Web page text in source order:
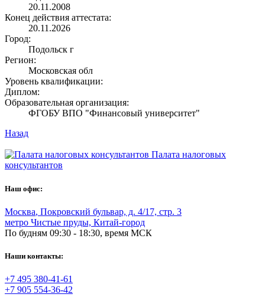
20.11.2008
Конец действия аттестата:
20.11.2026
Город:
Подольск г
Регион:
Московская обл
Уровень квалификации:
Диплом:
Образовательная организация:
ФГОБУ ВПО "Финансовый университет"
Назад
Палата налоговых
консультантов
Наш офис:
Москва, Покровский бульвар, д. 4/17, стр. 3
метро Чистые пруды, Китай-город
По будням 09:30 - 18:30, время МСК
Наши контакты:
+7 495 380-41-61
+7 905 554-36-42